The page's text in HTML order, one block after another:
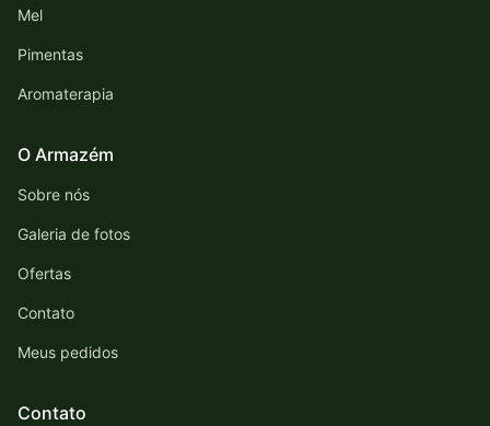
Mel
Pimentas
Aromaterapia
O Armazém
Sobre nós
Galeria de fotos
Ofertas
Contato
Meus pedidos
Contato